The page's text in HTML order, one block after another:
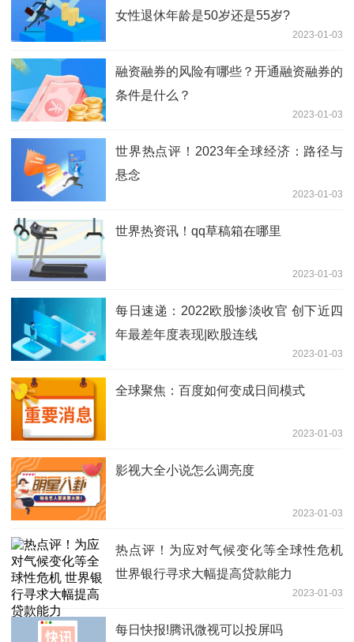
女性退休年龄是50岁还是55岁?
2023-01-03
融资融券的风险有哪些？开通融资融券的
条件是什么？
2023-01-03
世界热点评！2023年全球经济：路径与
悬念
2023-01-03
世界热资讯！qq草稿箱在哪里
2023-01-03
每日速递：2022欧股惨淡收官 创下近四
年最差年度表现|欧股连线
2023-01-03
全球聚焦：百度如何变成日间模式
2023-01-03
影视大全小说怎么调亮度
2023-01-03
热点评！为应对气候变化等全球性危机
世界银行寻求大幅提高贷款能力
2023-01-03
每日快报!腾讯微视可以投屏吗